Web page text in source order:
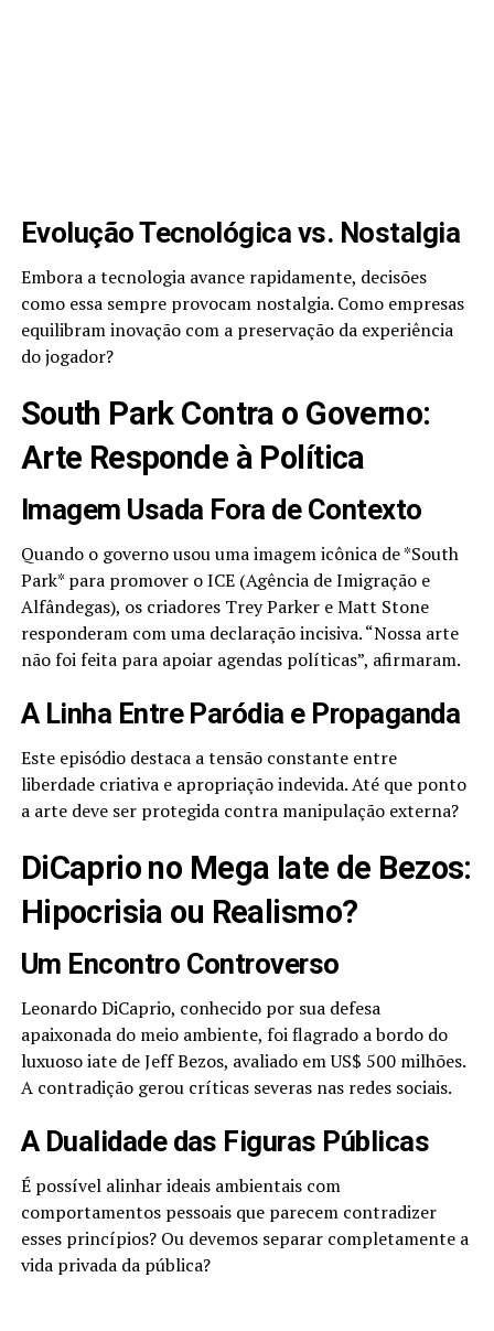
Evolução Tecnológica vs. Nostalgia
Embora a tecnologia avance rapidamente, decisões
como essa sempre provocam nostalgia. Como empresas
equilibram inovação com a preservação da experiência
do jogador?
South Park Contra o Governo:
Arte Responde à Política
Imagem Usada Fora de Contexto
Quando o governo usou uma imagem icônica de *South
Park* para promover o ICE (Agência de Imigração e
Alfândegas), os criadores Trey Parker e Matt Stone
responderam com uma declaração incisiva. “Nossa arte
não foi feita para apoiar agendas políticas”, afirmaram.
A Linha Entre Paródia e Propaganda
Este episódio destaca a tensão constante entre
liberdade criativa e apropriação indevida. Até que ponto
a arte deve ser protegida contra manipulação externa?
DiCaprio no Mega Iate de Bezos:
Hipocrisia ou Realismo?
Um Encontro Controverso
Leonardo DiCaprio, conhecido por sua defesa
apaixonada do meio ambiente, foi flagrado a bordo do
luxuoso iate de Jeff Bezos, avaliado em US$ 500 milhões.
A contradição gerou críticas severas nas redes sociais.
A Dualidade das Figuras Públicas
É possível alinhar ideais ambientais com
comportamentos pessoais que parecem contradizer
esses princípios? Ou devemos separar completamente a
vida privada da pública?